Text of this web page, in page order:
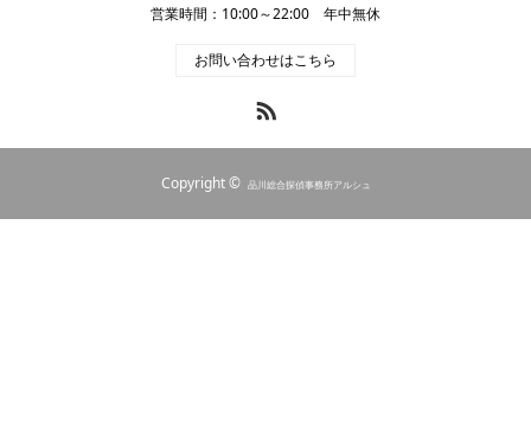
営業時間：10:00～22:00 年中無休
お問い合わせはこちら
Copyright © 品川総合探偵事務所アルシュ